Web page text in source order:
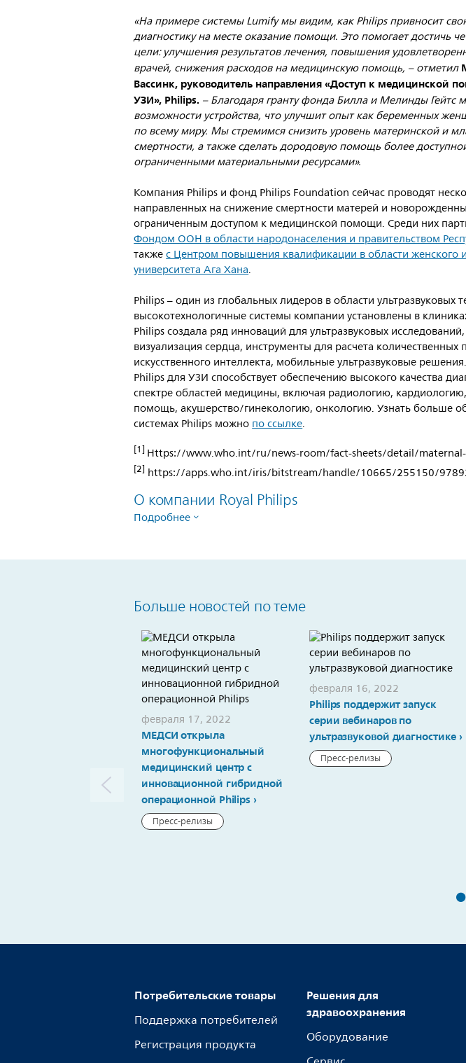
«На примере системы Lumify мы видим, как Philips привносит
диагностику на месте оказание помощи. Это помогает достичь
цели: улучшения результатов лечения, повышения
врачей, снижения расходов на медицинскую помощь, – отметил
Вассинк, руководитель направления «Доступ к медицинской
УЗИ», Philips. – Благодаря гранту фонда Билла и Мелинды
возможности устройства, что улучшит опыт как беременных
по всему миру. Мы стремимся снизить уровень материнской и
смертности, а также сделать дородовую помощь более
ограниченными материальными ресурсами».
Компания Philips и фонд Philips Foundation сейчас проводят
направленных на снижение смертности матерей и
ограниченным доступом к медицинской помощи. Среди них
Фондом ООН в области народонаселения и правительством
такжес Центром повышения квалификации в области женского
университета Ага Хана.
Philips – один из глобальных лидеров в области ультразвуковых
высокотехнологичные системы компании установлены в
Philips создала ряд инноваций для ультразвуковых
визуализация сердца, инструменты для расчета количественных
искусственного интеллекта, мобильные ультразвуковые
Philips для УЗИ способствует обеспечению высокого качества
спектре областей медицины, включая радиологию,
помощь, акушерство/гинекологию, онкологию. Узнать больше
системах Philips можнопо ссылке.
[1]Https://www.who.int/ru/news-room/fact-sheets/detail/
[2] https://apps.who.int/iris/bitstream/handle/10665/255150/
О компании Royal Philips
Подробнее
Больше новостей по теме
февраля 17, 2022
МЕДСИ открыла
многофункциональный
медицинский центр с
инновационной гибридной
операционной Philips
Пресс-релизы
февраля 16, 2022
Philips поддержит запуск
серии вебинаров по
ультразвуковой диагностике
Пресс-релизы
Потребительские товары
Поддержка потребителей
Регистрация продукта
Решения для
здравоохранения
Оборудование